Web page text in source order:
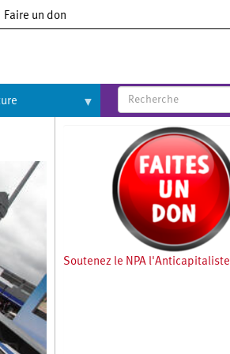
Faire un don
Soutenez le NPA l'Anticapitaliste